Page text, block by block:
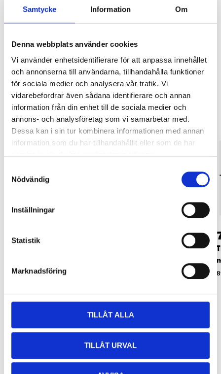
Samtycke Information Om
Denna webbplats använder cookies
Vi använder enhetsidentifierare för att anpassa innehållet
och annonserna till användarna, tillhandahålla funktioner
för sociala medier och analysera vår trafik. Vi
vidarebefordrar även sådana identifierare och annan
information från din enhet till de sociala medier och
annons- och analysföretag som vi samarbetar med.
Dessa kan i sin tur kombinera informationen med annan
information som du har tillhandahållit eller som de har
Nödvändig
Inställningar
Statistik
Marknadsföring
TILLÅT ALLA
TILLÅT URVAL
Köp & Hämta
Andra kunder köpte också
99
Relaterade produkter